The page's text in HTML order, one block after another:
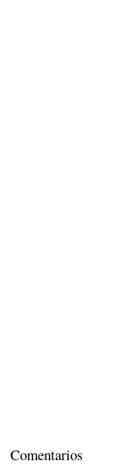
Comentarios